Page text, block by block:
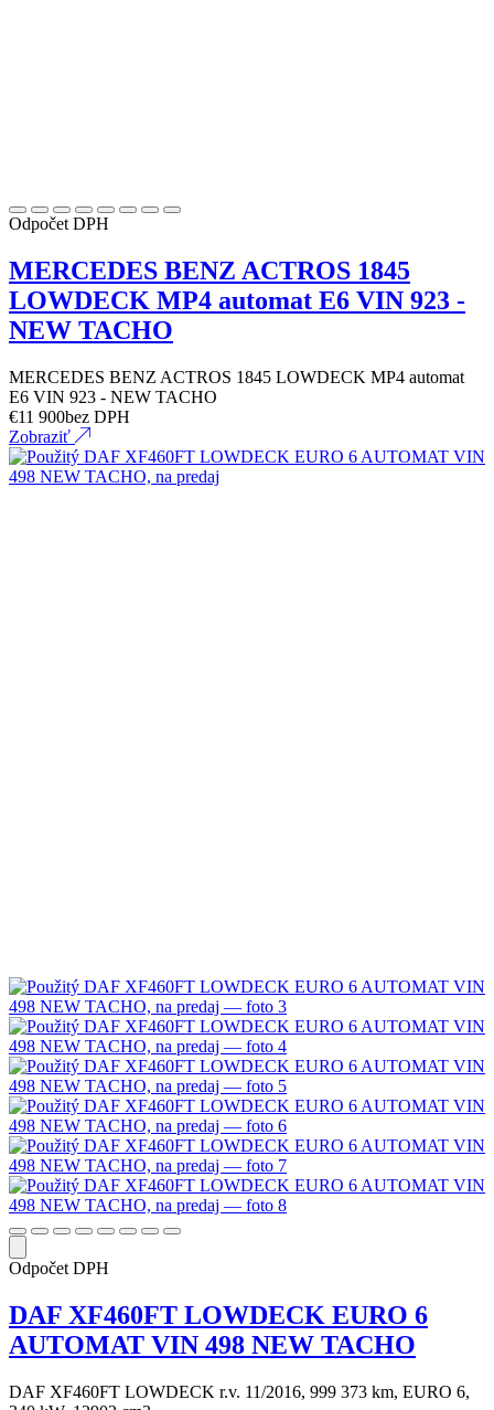
Odpočet DPH
MERCEDES BENZ ACTROS 1845
LOWDECK MP4 automat E6 VIN 923 -
NEW TACHO
MERCEDES BENZ ACTROS 1845 LOWDECK MP4 automat
E6 VIN 923 - NEW TACHO
€11 900bez DPH
Zobraziť
Odpočet DPH
DAF XF460FT LOWDECK EURO 6
AUTOMAT VIN 498 NEW TACHO
DAF XF460FT LOWDECK r.v. 11/2016, 999 373 km, EURO 6,